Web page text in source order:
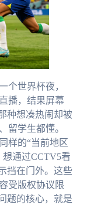
个世界杯夜，
播，结果屏幕
种想凑热闹却被
留学生都懂。
样的“当前地区
通过CCTV5看
挡在门外。这些
受版权协议限
题的核心，就是